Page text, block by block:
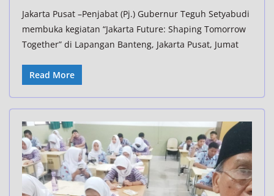
Jakarta Pusat –Penjabat (Pj.) Gubernur Teguh Setyabudi
membuka kegiatan “Jakarta Future: Shaping Tomorrow
Together” di Lapangan Banteng, Jakarta Pusat, Jumat
Read More